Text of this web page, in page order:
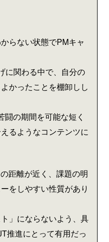
らない状態でPMキャ
に関わる中で、自分の
かったことを棚卸しし
の期間を可能な短く
るようなコンテンツに
距離が近く、課題の明
をしやすい性質があり
」にならないよう、具
推進にとって有用だっ